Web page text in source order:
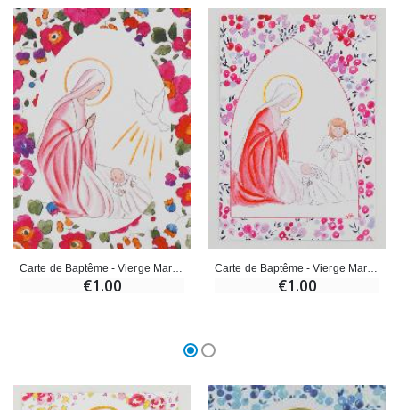
Carte de Baptême - Vierge Marie et Colombe de l'Esprit Saint - Fuchsia
€1.00
Carte de Baptême - Vierge Marie et Ange-Gardien - Groseille Fuchsia
€1.00